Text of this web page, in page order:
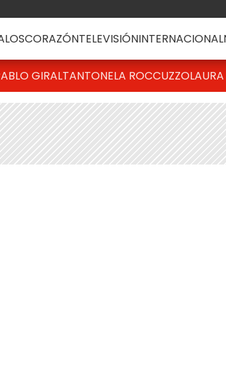
CORAZÓNTELEVISIÓNINTERNACIONAL
GIRALTANTONELA ROCCUZZO